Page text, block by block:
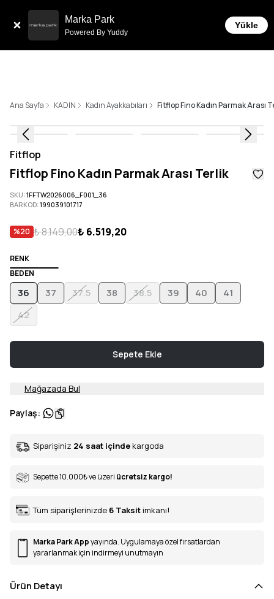
Marka Park
Powered By Yuddy
Yükle
Tüm Siparişlerde 6 Taksit İmkanı!
Ana Sayfa KADIN Kadın Ayakkabıları Fitflop Fino Kadın Parmak Arası
Fitflop
Fitflop Fino Kadın Parmak Arası Terlik
SKU:1FFTW2026006_F001_36
BARKOD:199039101717
%20 ₺ 8.149,00₺ 6.519,20
RENK
BEDEN
36 37 37.5 38 38.5 39 40
41
42
Sepete Ekle
Mağazada Bul
Paylaş:
Siparişiniz 24 saat içinde kargoda
Sepette 10.000₺ve üzeri ücretsiz kargo!
Tüm siparişlerinizde 6 Taksit imkanı!
Marka Park Appyayında. Uygulamaya özel fırsatlardan
yararlanmak için indirmeyi unutmayın
Ürün Detayı